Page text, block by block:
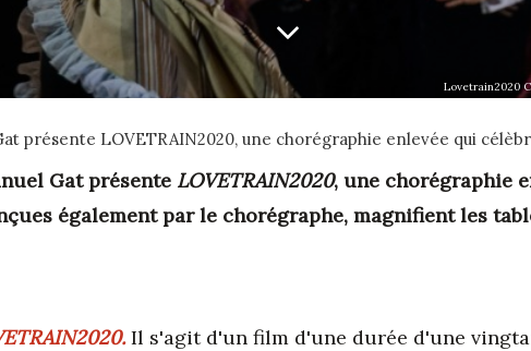
Lovetrain2020
présente LOVETRAIN2020, une chorégraphie enlevée qui
Gat présente LOVETRAIN2020, une chorégraphie
également par le chorégraphe, magnifient les
Il s'agit d'un film d'une durée d'une